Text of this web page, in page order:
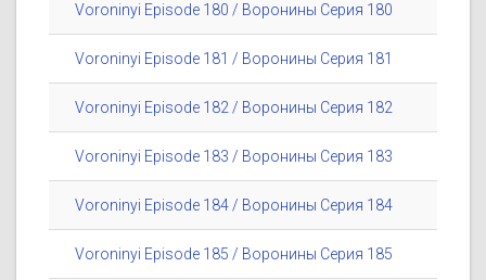
Voroninyi Episode 180 / Воронины Серия 180
Voroninyi Episode 181 / Воронины Серия 181
Voroninyi Episode 182 / Воронины Серия 182
Voroninyi Episode 183 / Воронины Серия 183
Voroninyi Episode 184 / Воронины Серия 184
Voroninyi Episode 185 / Воронины Серия 185